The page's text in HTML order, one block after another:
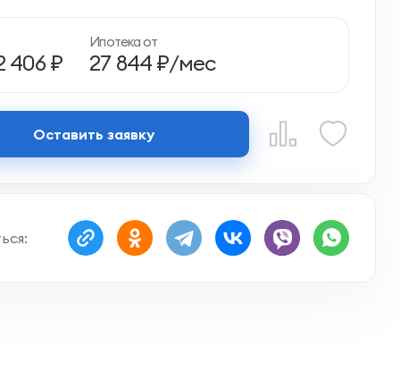
406 ₽
Ипотека от
27 844 ₽/мес
Оставить заявку